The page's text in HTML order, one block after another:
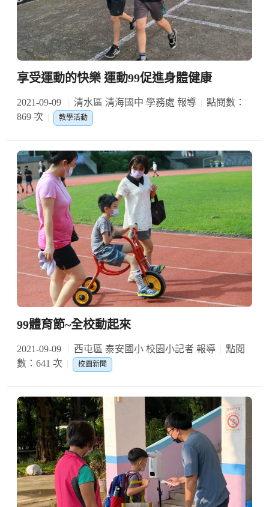
享受運動的快樂 運動99促進身體健康
2021-09-09 清水區 清海國中 學務處 報導
點閱數：
869 次
教學活動
99體育節~全校動起來
2021-09-09 西屯區 泰安國小 校園小記者 報導
點閱
數：641 次
校園新聞